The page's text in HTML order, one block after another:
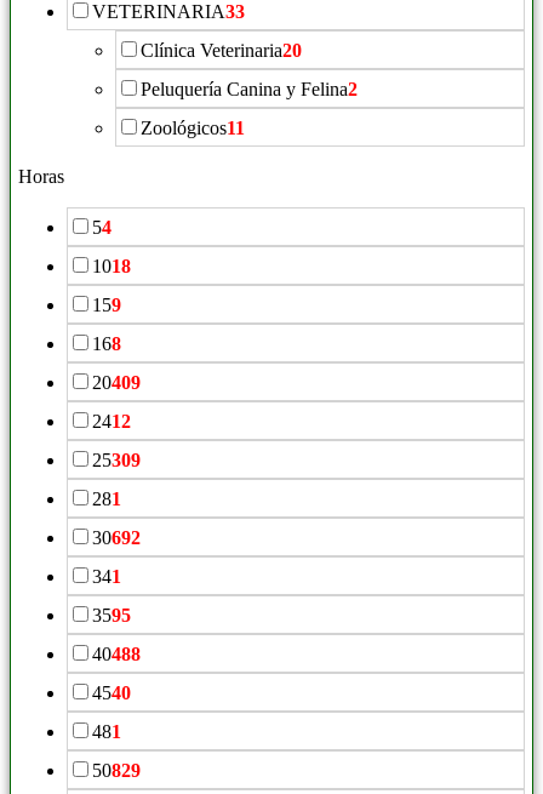
VETERINARIA33
Clínica Veterinaria20
Peluquería Canina y Felina2
Zoológicos11
Horas
54
1018
159
168
20409
2412
25309
281
30692
341
3595
40488
4540
481
50829